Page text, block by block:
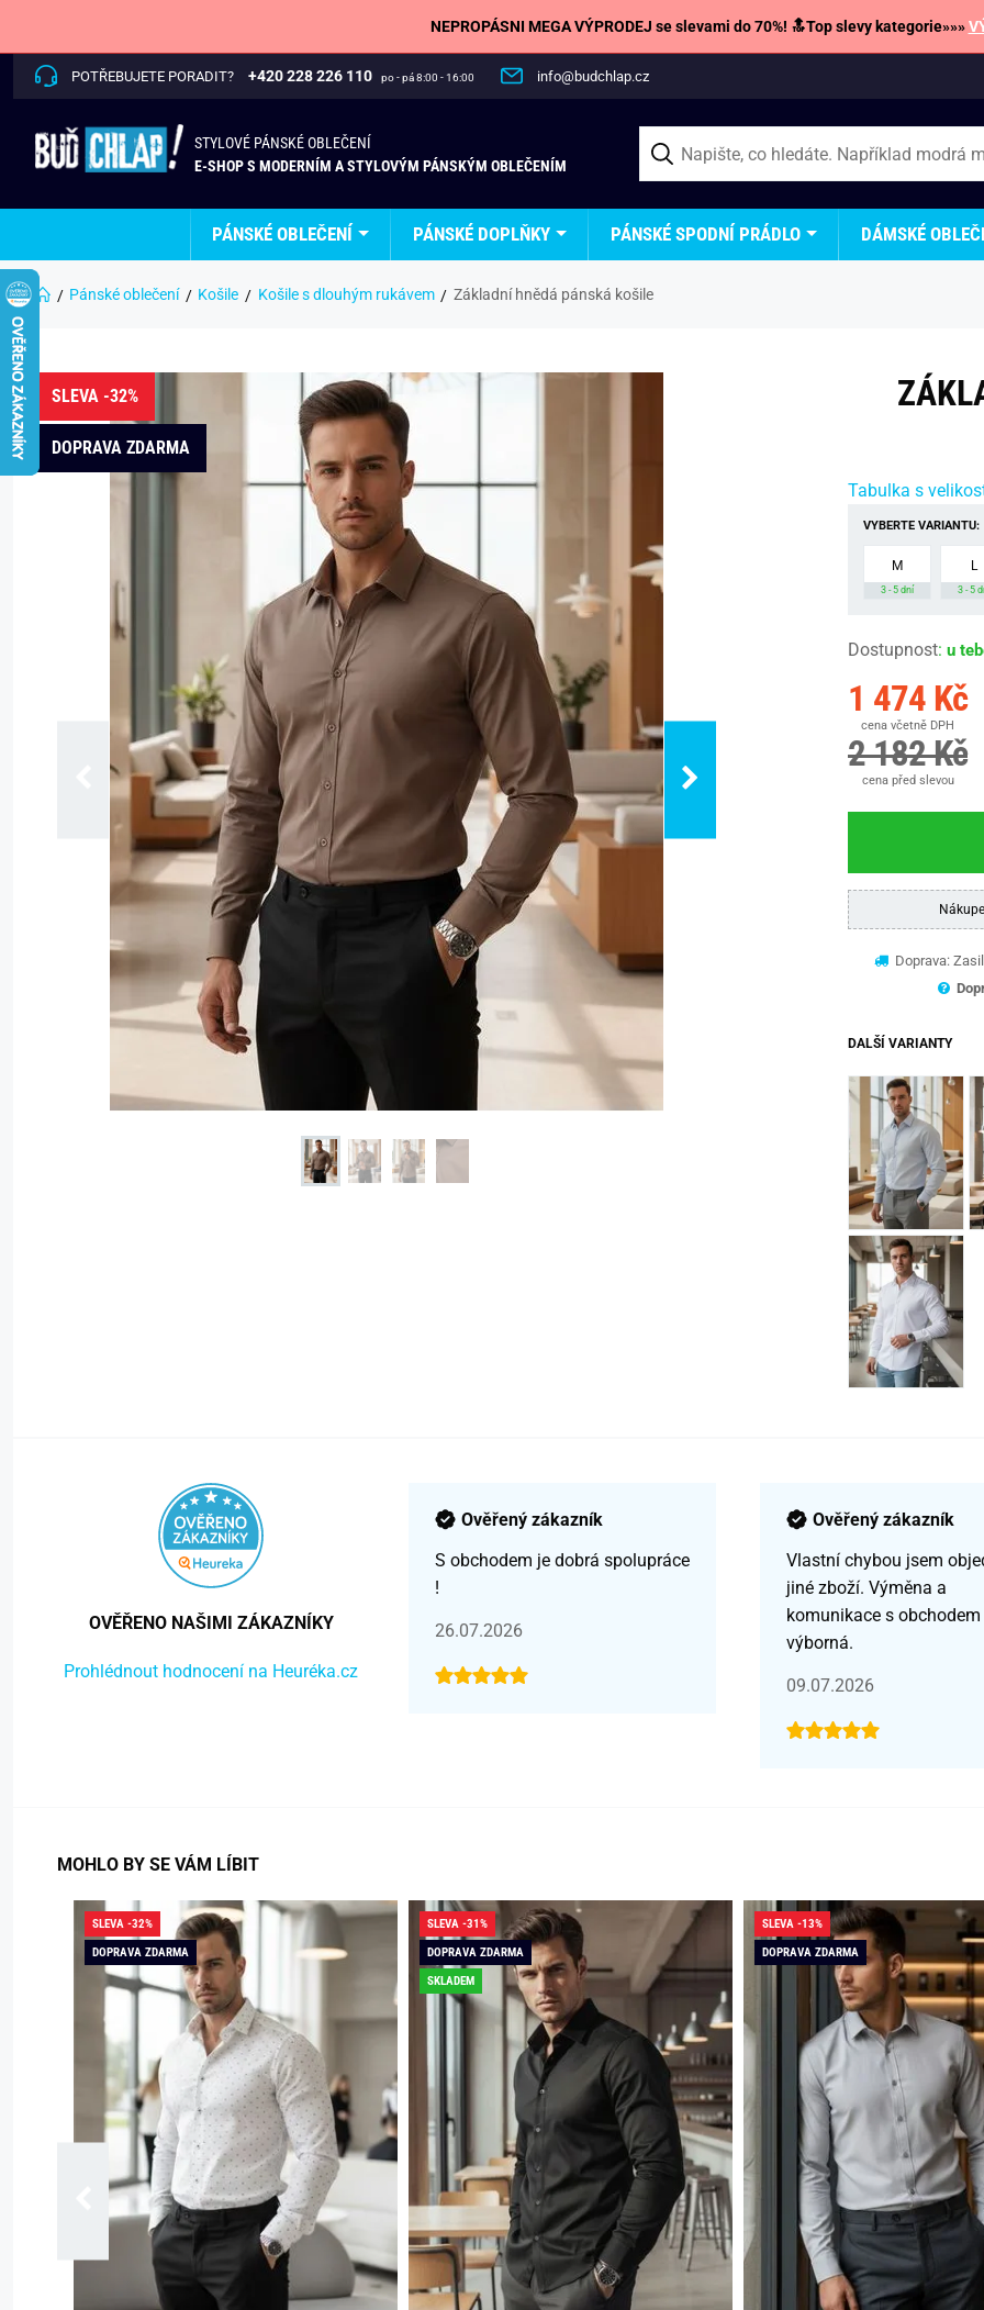
NEPROPÁSNI MEGA VÝPRODEJ se slevami do 70%! 🔝Top slevy kategorie»»»
POTŘEBUJETE PORADIT? +420 228 226 110 po - pá 8:00 - 16:00 info@budchlap.cz
STYLOVÉ PÁNSKÉ OBLEČENÍ
E-SHOP S MODERNÍM A STYLOVÝM PÁNSKÝM OBLEČENÍM
PÁNSKÉ OBLEČENÍ PÁNSKÉ DOPLŇKY PÁNSKÉ SPODNÍ PRÁDLO DÁMSKÉ
Pánské oblečení Košile Košile s dlouhým rukávem Základní hnědá pánská košile
SLEVA -32%
DOPRAVA ZDARMA
Tabulka s
VYBERTE VARIANTU:
M
3 - 5 dní
L
3 - 5
Dostupnost: u
1 474 Kč
cena včetně DPH
2 182 Kč
cena před slevou
Doprava:
DALŠÍ VARIANTY
OVĚŘENO NAŠIMI ZÁKAZNÍKY
Prohlédnout hodnocení na Heuréka.cz
Ověřený zákazník
S obchodem je dobrá spolupráce
!
26.07.2026
Ověřený zákazník
Vlastní chybou jsem
jiné zboží. Výměna a
komunikace s obchodem
výborná.
09.07.2026
MOHLO BY SE VÁM LÍBIT
SLEVA -32%
DOPRAVA ZDARMA
SLEVA -31%
DOPRAVA ZDARMA
SKLADEM
SLEVA -13%
DOPRAVA ZDARMA